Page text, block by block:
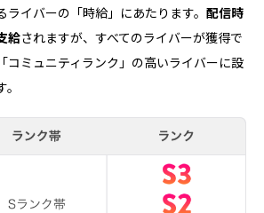
イバーの「時給」にあたります。 配信時
給されますが、すべてのライバーが獲得で
コミュニティランク」の高いライバーに設